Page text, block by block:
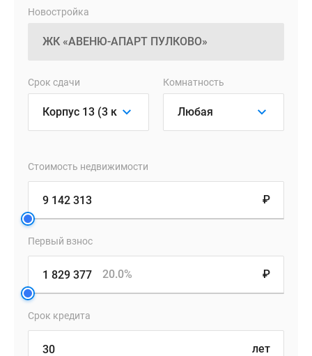
заказать
меблировку
Приобрести
можно
как
предоплату,
так
помощью
ипотеки.
Новостройка
Срок сдачи Комнатность
Стоимость недвижимости
₽
Первый взнос
₽
20.0%
Срок кредита
лет